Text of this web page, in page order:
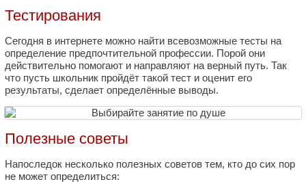
Тестирования
Сегодня в интернете можно найти всевозможные тесты на
определение предпочтительной профессии. Порой они
действительно помогают и направляют на верный путь. Так
что пусть школьник пройдёт такой тест и оценит его
результаты, сделает определённые выводы.
Полезные советы
Напоследок несколько полезных советов тем, кто до сих пор
не может определиться: